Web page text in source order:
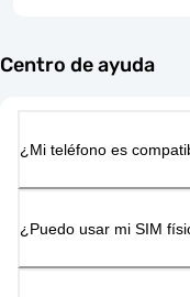
Centro de ayuda
¿Mi teléfono es
¿Puedo usar mi SIM